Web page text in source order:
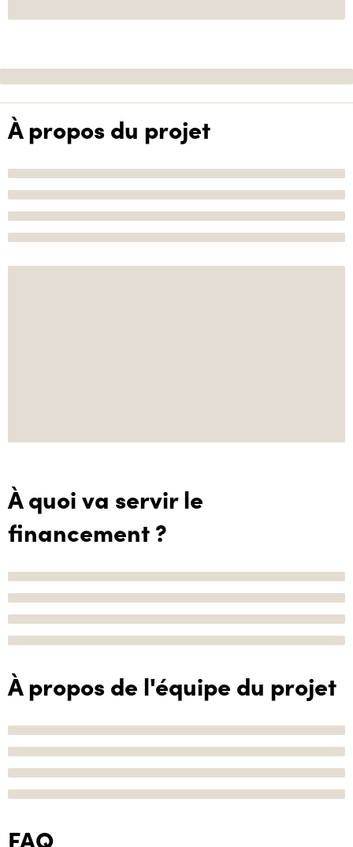
À propos du projet
À quoi va servir le
financement ?
À propos de l'équipe du projet
FAQ